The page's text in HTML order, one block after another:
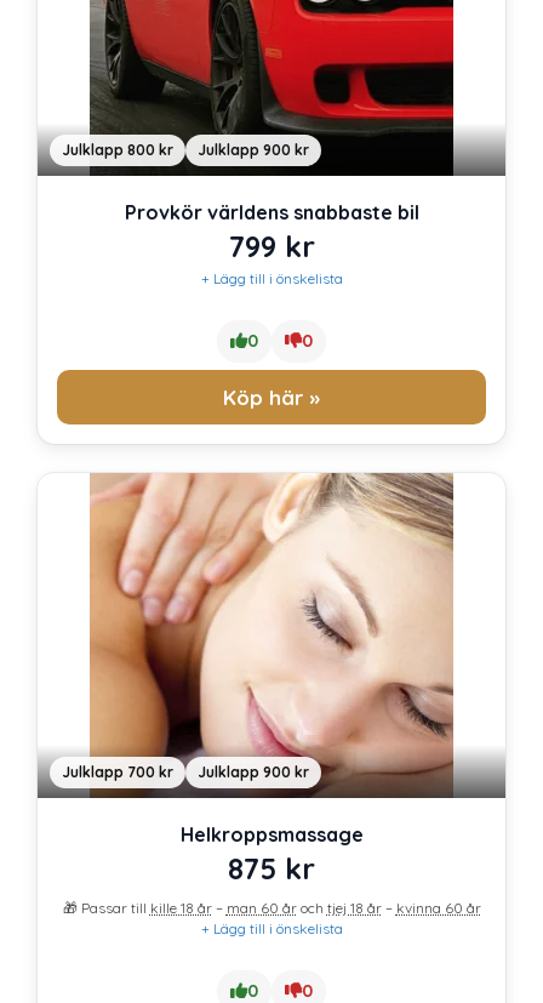
Julklapp 800 kr Julklapp 900 kr
Provkör världens snabbaste bil
799 kr
+ Lägg till i önskelista
0 0
Köp här »
Julklapp 700 kr Julklapp 900 kr
Helkroppsmassage
875 kr
🎁 Passar till kille 18 år– man 60 åroch tjej 18 år– kvinna 60 år
+ Lägg till i önskelista
0 0